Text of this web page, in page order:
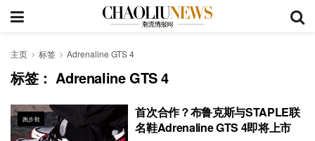
主页 标签 Adrenaline GTS 4
标签：Adrenaline GTS 4
跑步鞋
首次合作？布鲁克斯与STAPLE联
名鞋Adrenaline GTS 4即将上市